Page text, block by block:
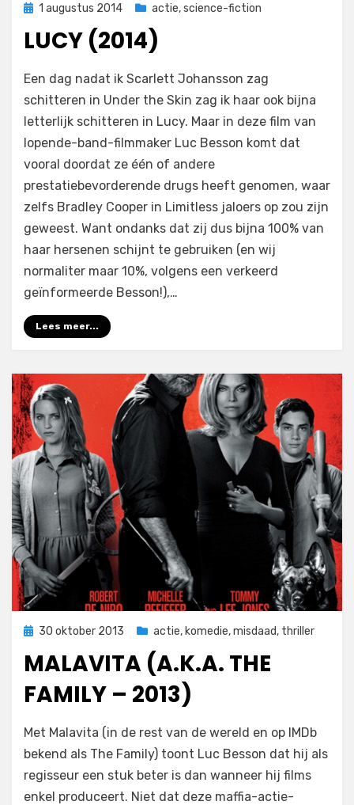
Geplaatst
1 augustus 2014 actie,science-fiction
LUCY (2014)
door Filmofiel.nl
Laat een reactie achter
op
(2014)
Een dag nadat ik Scarlett Johansson zag
schitteren in Under the Skin zag ik haar ook bijna
letterlijk schitteren in Lucy. Maar in deze film van
lopende-band-filmmaker Luc Besson komt dat
vooral doordat ze één of andere
prestatiebevorderende drugs heeft genomen, waar
zelfs Bradley Cooper in Limitless jaloers op zou zijn
geweest. Want ondanks dat zij dus bijna 100% van
haar hersenen schijnt te gebruiken (en wij
normaliter maar 10%, volgens een verkeerd
geïnformeerde Besson!),…
Lees meer...
Geplaatst
30 oktober 2013 actie, komedie,misdaad, thriller
MALAVITA (A.K.A. THE
FAMILY – 2013)
door Filmofiel.nl
1 reactieop
Malavita
(a.k.a.
The
Family
Met Malavita (in de rest van de wereld en op IMDb
bekend als The Family) toont Luc Besson dat hij als
regisseur een stuk beter is dan wanneer hij films
enkel produceert. Niet dat deze maffia-actie-